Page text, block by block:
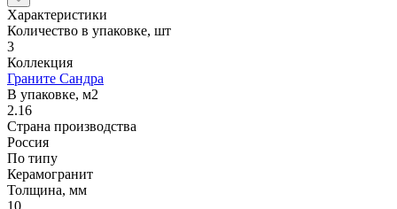
Характеристики
Количество в упаковке, шт
3
Коллекция
Граните Сандра
В упаковке, м2
2.16
Страна производства
Россия
По типу
Керамогранит
Толщина, мм
10